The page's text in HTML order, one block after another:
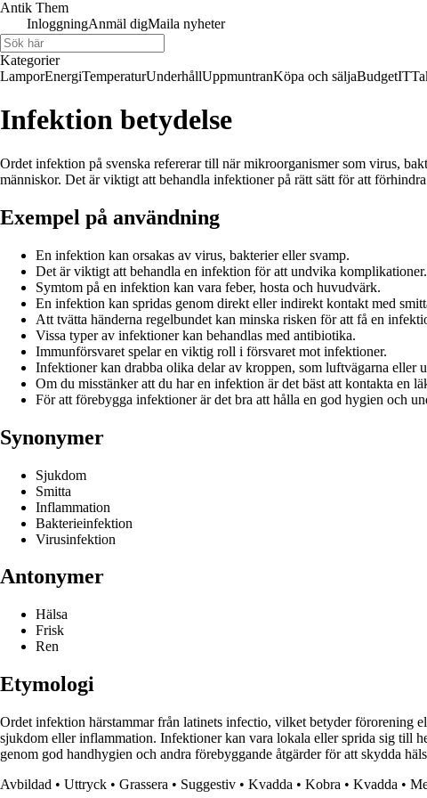
Antik Them
InloggningAnmäl digMaila nyheter
Kategorier
LamporEnergiTemperaturUnderhållUppmuntranKöpa och säljaBudgetIT
Infektion betydelse
Ordet infektion på svenska refererar till när mikroorganismer som virus,
människor. Det är viktigt att behandla infektioner på rätt sätt för att
Exempel på användning
En infektion kan orsakas av virus, bakterier eller svamp.
Det är viktigt att behandla en infektion för att undvika komplikationer.
Symtom på en infektion kan vara feber, hosta och huvudvärk.
En infektion kan spridas genom direkt eller indirekt kontakt med
Att tvätta händerna regelbundet kan minska risken för att få en
Vissa typer av infektioner kan behandlas med antibiotika.
Immunförsvaret spelar en viktig roll i försvaret mot infektioner.
Infektioner kan drabba olika delar av kroppen, som luftvägarna eller
Om du misstänker att du har en infektion är det bäst att kontakta en
För att förebygga infektioner är det bra att hålla en god hygien och
Synonymer
Sjukdom
Smitta
Inflammation
Bakterieinfektion
Virusinfektion
Antonymer
Hälsa
Frisk
Ren
Etymologi
Ordet infektion härstammar från latinets infectio, vilket betyder förorening
sjukdom eller inflammation. Infektioner kan vara lokala eller sprida sig till
genom god handhygien och andra förebyggande åtgärder för att skydda
Avbildad • Uttryck • Grassera • Suggestiv • Kvadda • Kobra • Kvadda •